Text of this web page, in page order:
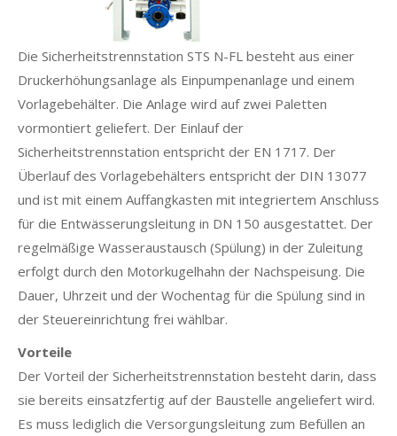
Die Sicherheitstrennstation STS N-FL besteht aus einer
Druckerhöhungsanlage als Einpumpenanlage und einem
Vorlagebehälter. Die Anlage wird auf zwei Paletten
vormontiert geliefert. Der Einlauf der
Sicherheitstrennstation entspricht der EN 1717. Der
Überlauf des Vorlagebehälters entspricht der DIN 13077
und ist mit einem Auffangkasten mit integriertem Anschluss
für die Entwässerungsleitung in DN 150 ausgestattet. Der
regelmäßige Wasseraustausch (Spülung) in der Zuleitung
erfolgt durch den Motorkugelhahn der Nachspeisung. Die
Dauer, Uhrzeit und der Wochentag für die Spülung sind in
der Steuereinrichtung frei wählbar.
Vorteile
Der Vorteil der Sicherheitstrennstation besteht darin, dass
sie bereits einsatzfertig auf der Baustelle angeliefert wird.
Es muss lediglich die Versorgungsleitung zum Befüllen an